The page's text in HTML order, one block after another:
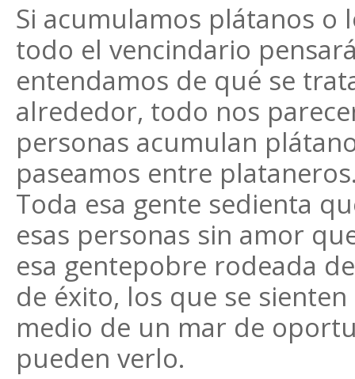
Si acumulamos plátanos o
todo el vencindario
entendamos de qué se
alrededor, todo nos
personas acumulan
paseamos entre
Toda esa gente sedienta
esas personas sin amor
esa gentepobre rodeada
de éxito, los que se
medio de un mar de
pueden verlo.